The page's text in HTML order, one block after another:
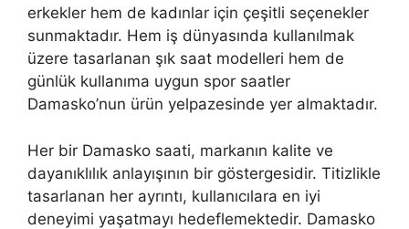
erkekler hem de kadınlar için çeşitli seçenekler
sunmaktadır. Hem iş dünyasında kullanılmak
üzere tasarlanan şık saat modelleri hem de
günlük kullanıma uygun spor saatler
Damasko’nun ürün yelpazesinde yer almaktadır.
Her bir Damasko saati, markanın kalite ve
dayanıklılık anlayışının bir göstergesidir. Titizlikle
tasarlanan her ayrıntı, kullanıcılara en iyi
deneyimi yaşatmayı hedeflemektedir. Damasko